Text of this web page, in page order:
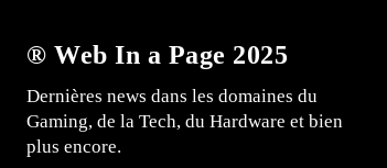
® Web In a Page 2025
Dernières news dans les domaines du
Gaming, de la Tech, du Hardware et bien
plus encore.